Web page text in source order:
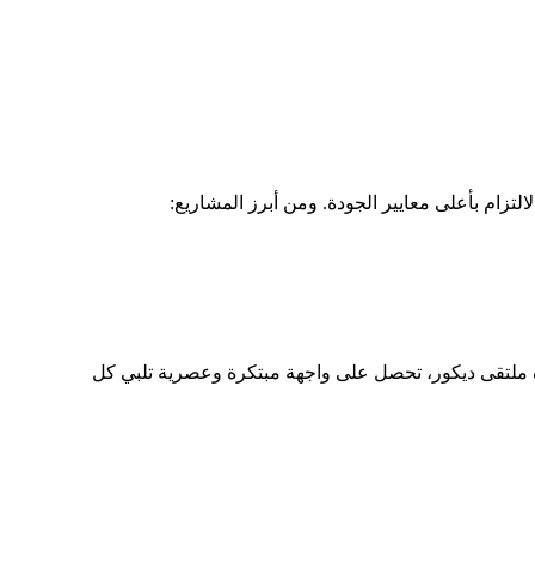
بأعلى معايير الجودة. ومن أبرز المشاريع:
ملتقى ديكور، تحصل على واجهة مبتكرة وعصرية تلبي كل